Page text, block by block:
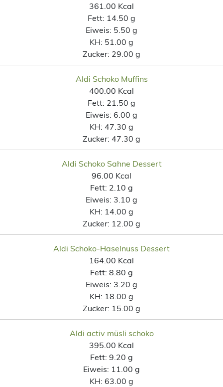
361.00 Kcal
Fett: 14.50 g
Eiweis: 5.50 g
KH: 51.00 g
Zucker: 29.00 g
Aldi Schoko Muffins
400.00 Kcal
Fett: 21.50 g
Eiweis: 6.00 g
KH: 47.30 g
Zucker: 47.30 g
Aldi Schoko Sahne Dessert
96.00 Kcal
Fett: 2.10 g
Eiweis: 3.10 g
KH: 14.00 g
Zucker: 12.00 g
Aldi Schoko-Haselnuss Dessert
164.00 Kcal
Fett: 8.80 g
Eiweis: 3.20 g
KH: 18.00 g
Zucker: 15.00 g
Aldi activ müsli schoko
395.00 Kcal
Fett: 9.20 g
Eiweis: 11.00 g
KH: 63.00 g